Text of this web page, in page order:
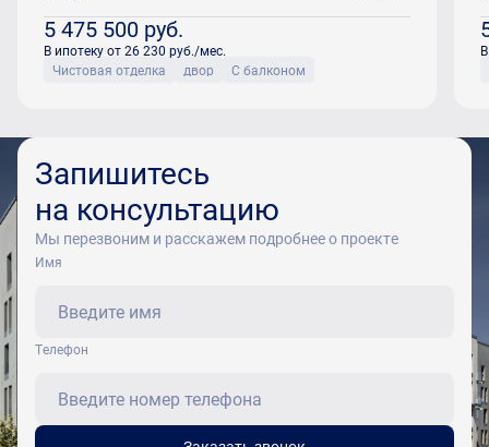
5 475 500 руб.
В ипотеку от 26 230 руб./мес.
Чистовая отделка
двор С балконом
Запишитесь
на консультацию
Мы перезвоним и расскажем подробнее о проекте
Имя
Tелефон